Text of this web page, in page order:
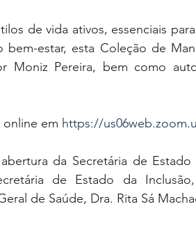
de vida ativos, essenciais
estar, esta Coleção de
Moniz Pereira, bem como
online em https://
da Secretária de
de Estado da
de Saúde, Dra. Rita Sá